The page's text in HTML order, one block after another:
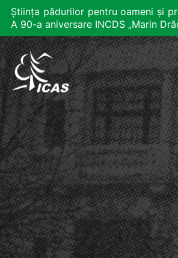
Știința pădurilor pentru oameni și
A 90-a aniversare INCDS „Marin